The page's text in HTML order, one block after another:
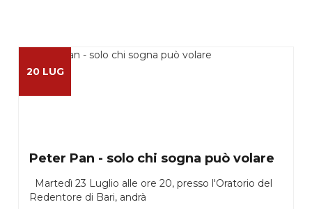
20 LUG
Peter Pan - solo chi sogna può volare
Martedì 23 Luglio alle ore 20, presso l'Oratorio del
Redentore di Bari, andrà